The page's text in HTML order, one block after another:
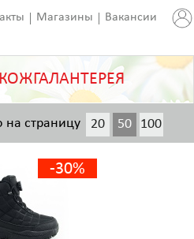
Магазины Вакансии
КОЖГАЛАНТЕРЕЯ
20 50 100
200
на страницу
-30%